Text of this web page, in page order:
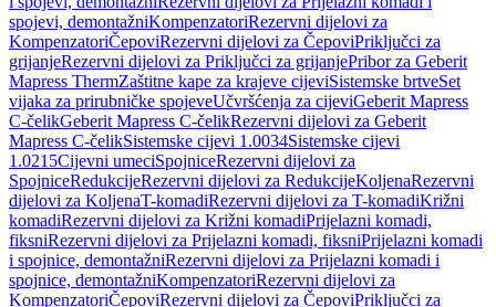
spojevi, demontažniKompenzatoriRezervni dijelovi za
KompenzatoriČepoviRezervni dijelovi za ČepoviPriključci za
grijanjeRezervni dijelovi za Priključci za grijanjePribor za Geberit
Mapress ThermZaštitne kape za krajeve cijeviSistemske brtveSet
vijaka za prirubničke spojeveUčvršćenja za cijeviGeberit Mapress
C-čelikGeberit Mapress C-čelikRezervni dijelovi za Geberit
Mapress C-čelikSistemske cijevi 1.0034Sistemske cijevi
1.0215Cijevni umeciSpojniceRezervni dijelovi za
SpojniceRedukcijeRezervni dijelovi za RedukcijeKoljenaRezervni
dijelovi za KoljenaT-komadiRezervni dijelovi za T-komadiKrižni
komadiRezervni dijelovi za Križni komadiPrijelazni komadi,
fiksniRezervni dijelovi za Prijelazni komadi, fiksniPrijelazni komadi
i spojnice, demontažniRezervni dijelovi za Prijelazni komadi i
spojnice, demontažniKompenzatoriRezervni dijelovi za
KompenzatoriČepoviRezervni dijelovi za ČepoviPriključci za